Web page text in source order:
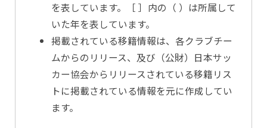
を表しています。［ ］内の（ ）は所属して
いた年を表しています。
掲載されている移籍情報は、各クラブチー
ムからのリリース、及び（公財）日本サッ
カー協会からリリースされている移籍リス
トに掲載されている情報を元に作成してい
ます。